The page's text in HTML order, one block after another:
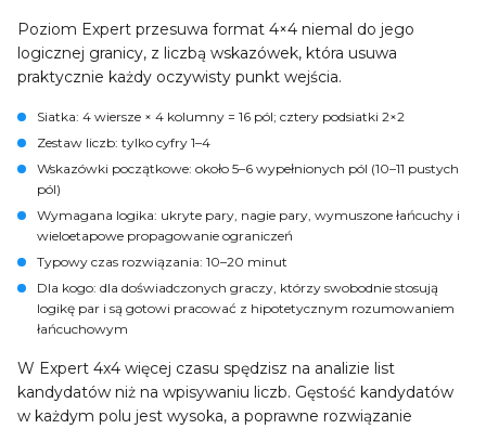
Poziom Expert przesuwa format 4×4 niemal do jego
logicznej granicy, z liczbą wskazówek, która usuwa
praktycznie każdy oczywisty punkt wejścia.
Siatka: 4 wiersze × 4 kolumny = 16 pól; cztery podsiatki 2×2
Zestaw liczb: tylko cyfry 1–4
Wskazówki początkowe: około 5–6 wypełnionych pól (10–11 pustych
pól)
Wymagana logika: ukryte pary, nagie pary, wymuszone łańcuchy i
wieloetapowe propagowanie ograniczeń
Typowy czas rozwiązania: 10–20 minut
Dla kogo: dla doświadczonych graczy, którzy swobodnie stosują
logikę par i są gotowi pracować z hipotetycznym rozumowaniem
łańcuchowym
W Expert 4x4 więcej czasu spędzisz na analizie list
kandydatów niż na wpisywaniu liczb. Gęstość kandydatów
w każdym polu jest wysoka, a poprawne rozwiązanie